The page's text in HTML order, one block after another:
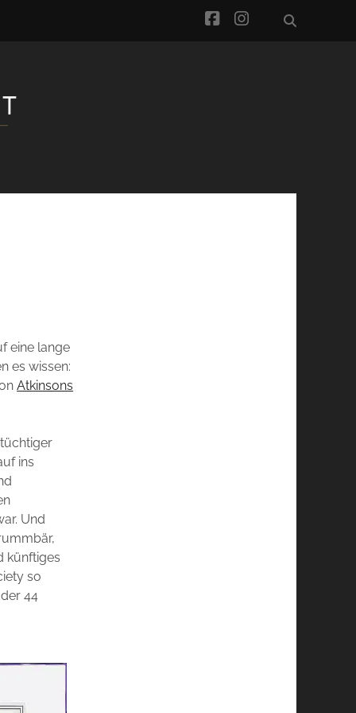
facebook
instagram
eine lange
es wissen:
Atkinsons
ins
Und
künftiges
so
44